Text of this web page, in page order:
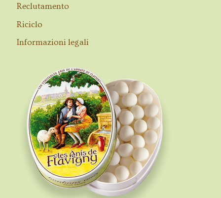
Reclutamento
Riciclo
Informazioni legali